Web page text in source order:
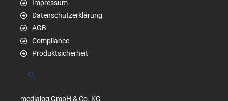
Impressum
Datenschutzerklärung
AGB
Compliance
Produktsicherheit
Suchen
medialog GmbH & Co. KG